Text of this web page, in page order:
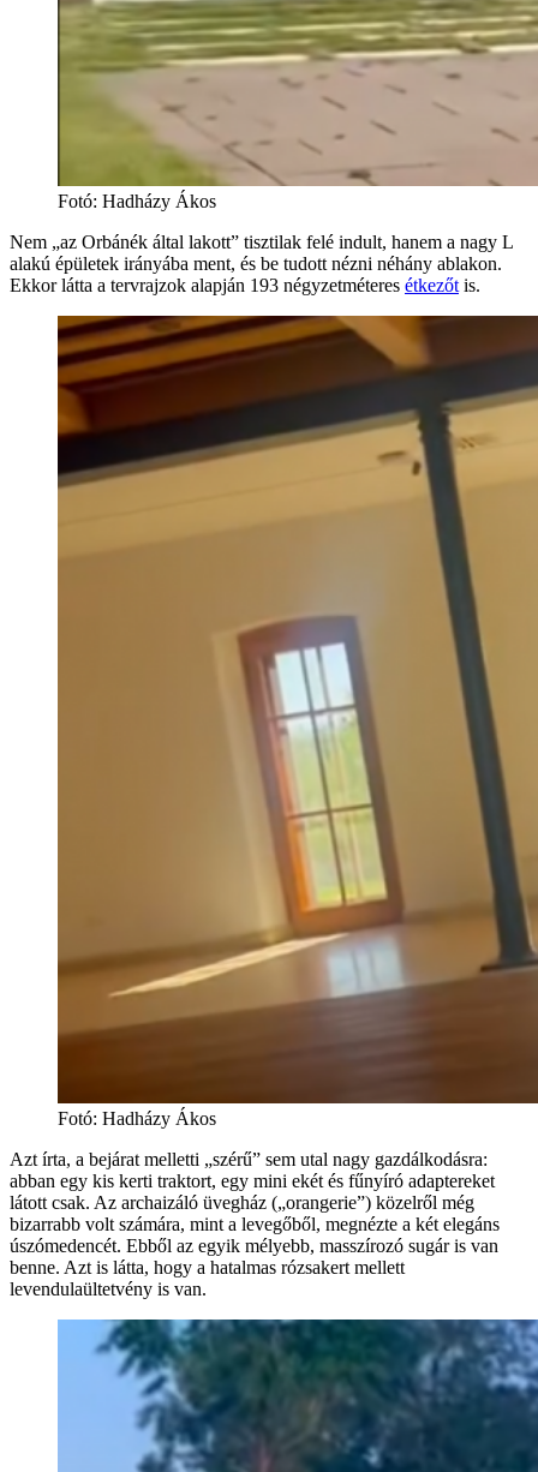
Fotó: Hadházy Ákos
Nem „az Orbánék által lakott” tisztilak felé indult, hanem a nagy L
alakú épületek irányába ment, és be tudott nézni néhány ablakon.
Ekkor látta a tervrajzok alapján 193 négyzetméteres étkezőt is.
Fotó: Hadházy Ákos
Azt írta, a bejárat melletti „szérű” sem utal nagy gazdálkodásra:
abban egy kis kerti traktort, egy mini ekét és fűnyíró adaptereket
látott csak. Az archaizáló üvegház („orangerie”) közelről még
bizarrabb volt számára, mint a levegőből, megnézte a két elegáns
úszómedencét. Ebből az egyik mélyebb, masszírozó sugár is van
benne. Azt is látta, hogy a hatalmas rózsakert mellett
levendulaültetvény is van.